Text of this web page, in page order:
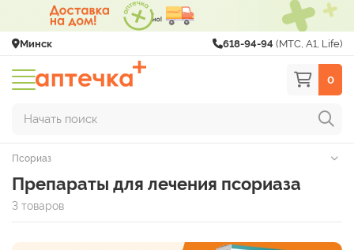
Минск 618-94-94 (МТС, A1, Life)
0
Начать поиск
Псориаз
Препараты для лечения псориаза
3 товаров